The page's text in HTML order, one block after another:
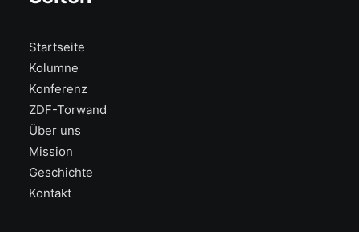
Startseite
Kolumne
Konferenz
ZDF-Torwand
Über uns
Mission
Geschichte
Kontakt